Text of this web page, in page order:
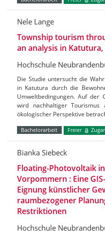
Nele Lange
Township tourism
an analysis in
Hochschule
Die Studie untersucht die
in Katutura durch die
Umweltbedingungen. Auf der
wird nachhaltiger Tourismus
ökologischer Perspektive
Bachelorarbeit Freier
Bianka Siebeck
Floating-Photovoltaik
Vorpommern : Eine
Eignung künstlicher
raumbezogener
Restriktionen
Hochschule